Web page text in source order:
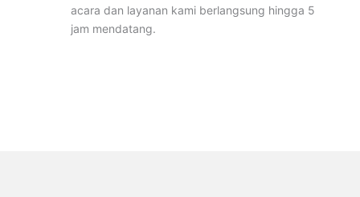
acara dan layanan kami berlangsung hingga 5
jam mendatang.